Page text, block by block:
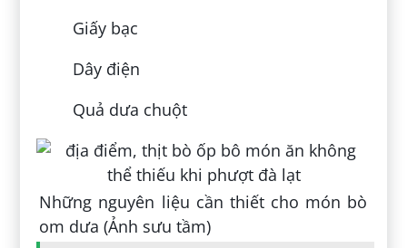
Giấy bạc
Dây điện
Quả dưa chuột
Những nguyên liệu cần thiết cho món bò
om dưa (Ảnh sưu tầm)